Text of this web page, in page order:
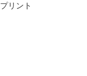
プリント